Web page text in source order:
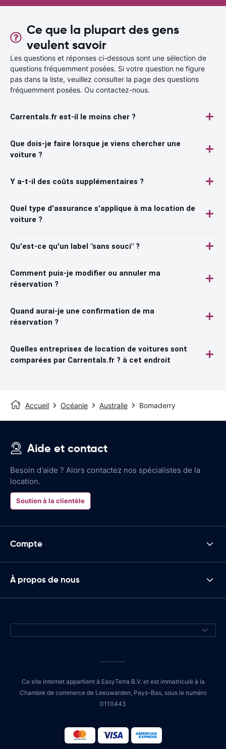
Ce que la plupart des gens
veulent savoir
Les questions et réponses ci-dessous sont une sélection de
questions fréquemment posées. Si votre question ne figure
pas dans la liste, veuillez consulter la page des questions
fréquemment posées. Ou contactez-nous.
Carrentals.fr est-il le moins cher ?
Que dois-je faire lorsque je viens chercher une
voiture ?
Y a-t-il des coûts supplémentaires ?
Quel type d'assurance s'applique à ma location de
voiture ?
Qu'est-ce qu'un label "sans souci" ?
Comment puis-je modifier ou annuler ma
réservation ?
Quand aurai-je une confirmation de ma
réservation ?
Quelles entreprises de location de voitures sont
comparées par Carrentals.fr ? à cet endroit
Accueil Océanie Australie Bomaderry
Aide et contact
Besoin d'aide ? Alors contactez nos spécialistes de la
location.
Soutien à la clientèle
Compte
À propos de nous
Ce site internet appartient à EasyTerra B.V. et est immatriculé à la
Chambre de commerce de Leeuwarden, Pays-Bas, sous le numéro
0110443